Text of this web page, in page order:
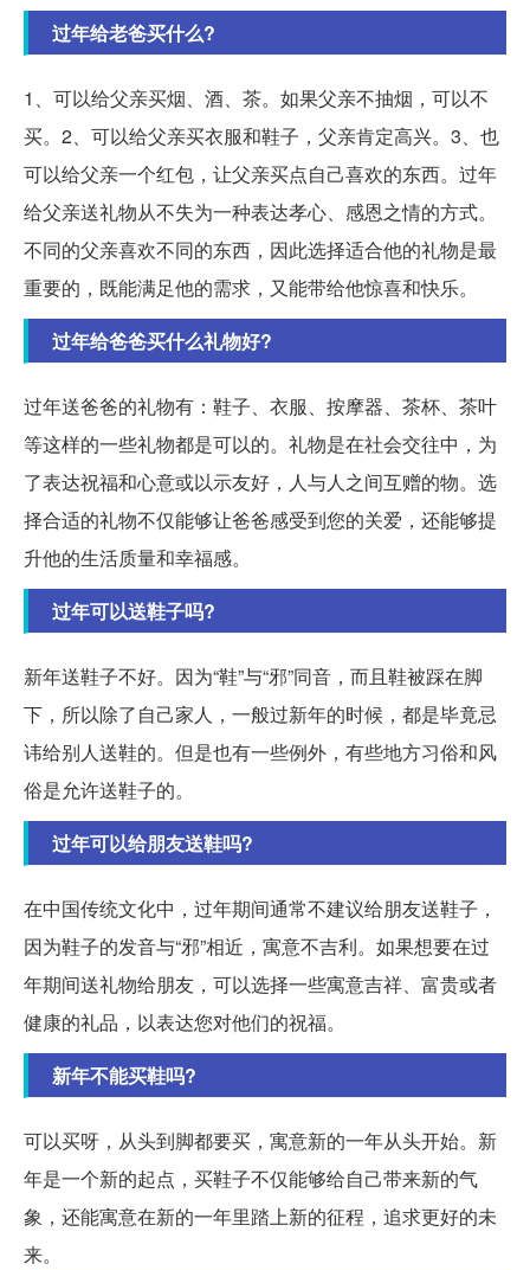
过年给老爸买什么?
1、可以给父亲买烟、酒、茶。如果父亲不抽烟，可以不
买。2、可以给父亲买衣服和鞋子，父亲肯定高兴。3、也
可以给父亲一个红包，让父亲买点自己喜欢的东西。过年
给父亲送礼物从不失为一种表达孝心、感恩之情的方式。
不同的父亲喜欢不同的东西，因此选择适合他的礼物是最
重要的，既能满足他的需求，又能带给他惊喜和快乐。
过年给爸爸买什么礼物好?
过年送爸爸的礼物有：鞋子、衣服、按摩器、茶杯、茶叶
等这样的一些礼物都是可以的。礼物是在社会交往中，为
了表达祝福和心意或以示友好，人与人之间互赠的物。选
择合适的礼物不仅能够让爸爸感受到您的关爱，还能够提
升他的生活质量和幸福感。
过年可以送鞋子吗?
新年送鞋子不好。因为“鞋”与“邪”同音，而且鞋被踩在脚
下，所以除了自己家人，一般过新年的时候，都是毕竟忌
讳给别人送鞋的。但是也有一些例外，有些地方习俗和风
俗是允许送鞋子的。
过年可以给朋友送鞋吗?
在中国传统文化中，过年期间通常不建议给朋友送鞋子，
因为鞋子的发音与“邪”相近，寓意不吉利。如果想要在过
年期间送礼物给朋友，可以选择一些寓意吉祥、富贵或者
健康的礼品，以表达您对他们的祝福。
新年不能买鞋吗?
可以买呀，从头到脚都要买，寓意新的一年从头开始。新
年是一个新的起点，买鞋子不仅能够给自己带来新的气
象，还能寓意在新的一年里踏上新的征程，追求更好的未
来。